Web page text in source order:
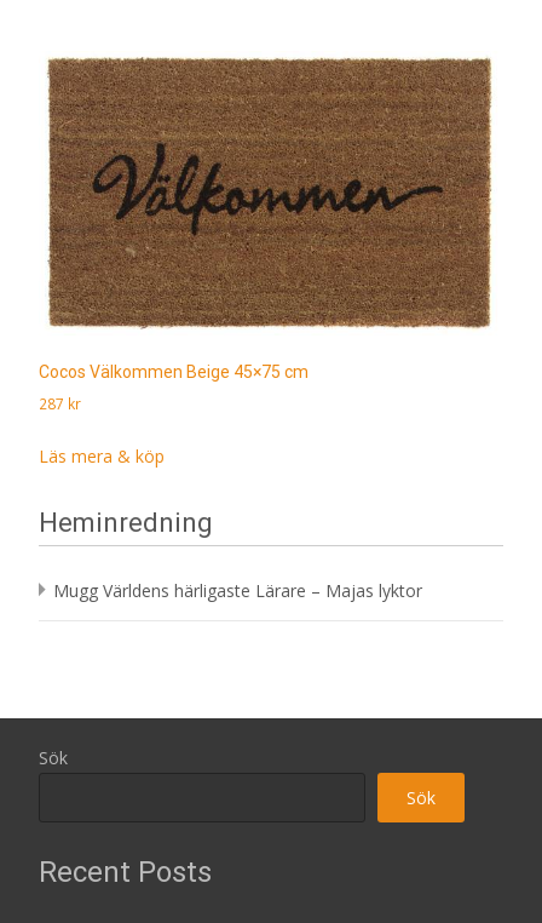
Cocos Välkommen Beige 45×75 cm
287 kr
Läs mera & köp
Heminredning
Mugg Världens härligaste Lärare – Majas lyktor
Sök
Sök
Recent Posts